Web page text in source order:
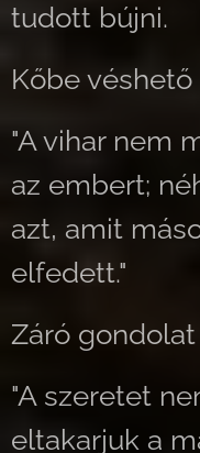
tudott bújni.
Kőbe
"A vihar nem
az embert;
azt, amit
elfedett."
Záró gondolat
"A szeretet
eltakarjuk a